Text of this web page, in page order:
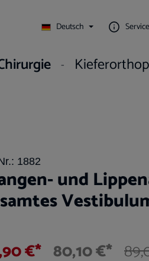
Deutsch
1882
und
€* 80,10 €*